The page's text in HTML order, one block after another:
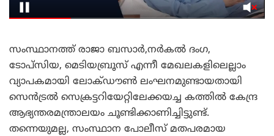
സംസ്ഥാനത്ത് രാജാ ബസാർ,നർകൽ ദംഗ,
ടോപ്സിയ, മെടിയബ്രൂസ് എന്നീ മേഖലകളിലെല്ലാം
വ്യാപകമായി ലോക്ഡൗൺ ലംഘനമുണ്ടായതായി
സെൻട്രൽ സെക്രട്ടറിയേറ്റിലേക്കയച്ച കത്തിൽ കേന്ദ്ര
ആഭ്യന്തരമന്ത്രാലയം ചൂണ്ടിക്കാണിച്ചിട്ടുണ്ട്.
തന്നെയുമല്ല, സംസ്ഥാന പോലീസ് മതപരമായ